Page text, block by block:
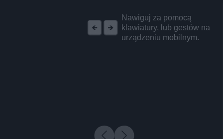
Nawiguj za pomocą
klawiatury, lub gestów na
urządzeniu mobilnym.